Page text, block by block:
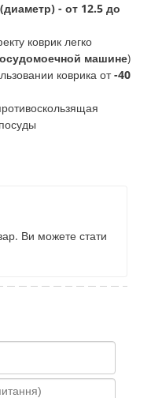
- от 12.5 до
коврик легко
машине)
коврика от-40
Ви можете стати